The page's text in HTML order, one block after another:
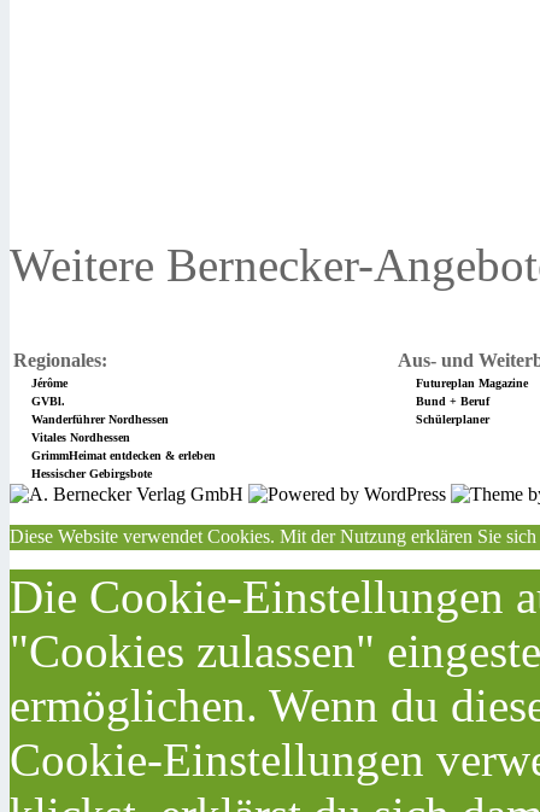
Weitere Bernecker-
Regionales: Aus- und
Jérôme
Futureplan Magazine
GVBl.
Bund + Beruf
Wanderführer Nordhessen
Schülerplaner
Vitales Nordhessen
GrimmHeimat entdecken & erleben
Hessischer Gebirgsbote
Diese Website verwendet Cookies. Mit der Nutzung erklären Sie
Die Cookie-Einstellungen
"Cookies zulassen"
ermöglichen. Wenn du
Cookie-Einstellungen